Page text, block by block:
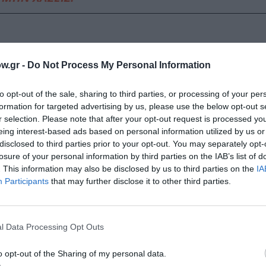
- Do Not Process My Personal Information
opt-out of the sale, sharing to third parties, or processing of your
for targeted advertising by us, please use the below opt-out
selection. Please note that after your opt-out request is processed
interest-based ads based on personal information utilized by us
to third parties prior to your opt-out. You may separately
of your personal information by third parties on the IAB’s list of
This information may also be disclosed by us to third parties on the
Participants that may further disclose it to other third parties.
Data Processing Opt Outs
opt-out of the Sharing of my personal data.
πρόγραμμα αναλυτικά
Μοσχόπουλο στο Αρχαίο Θέατρο Επιδαύρου